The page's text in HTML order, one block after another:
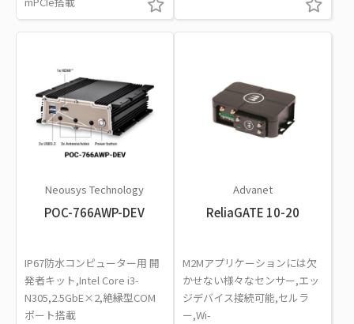
Neousys Technology
POC-766AWP-DEV
IP67防水コンピューター用 開
発者キット,Intel Core i3-
N305,2.5GbE×2,絶縁型COM
ポート搭載
Advanet
ReliaGATE 10-20
M2Mアプリケーションには欠
かせない様々なセンサー,エッ
ジデバイス接続可能,セルラ
ー,Wi-